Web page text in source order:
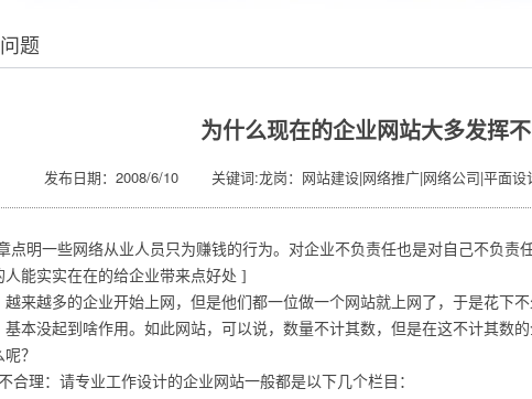
题
为什么现在的企业网站大多发挥
发布日期：2008/6/10 关键词:龙岗：网站建设|网络推广|网络公司|平面
点明一些网络从业人员只为赚钱的行为。对企业不负责任也是对自己不负责
人能实实在在的给企业带来点好处 ]
越来越多的企业开始上网，但是他们都一位做一个网站就上网了，于是花下
基本没起到啥作用。如此网站，可以说，数量不计其数，但是在这不计其数
？
合理：请专业工作设计的企业网站一般都是以下几个栏目：